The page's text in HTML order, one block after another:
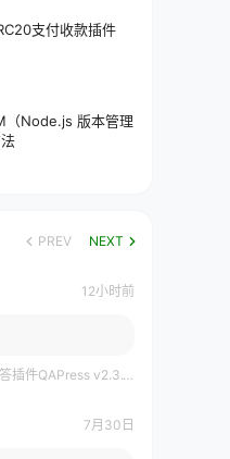
支付收款插件
Node.js 版本管理
PREV NEXT
12小时前
v2.3.1版 WP博客问答插件
7月30日